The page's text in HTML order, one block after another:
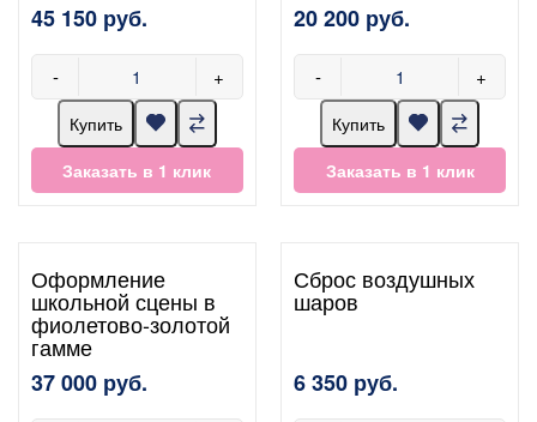
45 150 руб.
- +
Купить
Заказать в 1 клик
20 200 руб.
- +
Купить
Заказать в 1 клик
Оформление
школьной сцены в
фиолетово-золотой
гамме
37 000 руб.
Сброс воздушных
шаров
6 350 руб.